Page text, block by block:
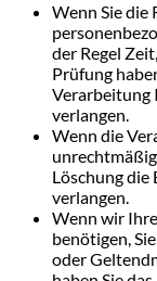
Wenn Sie die
der Regel
Prüfung
Verarbeitung
verlangen.
Wenn die
Löschung
verlangen.
Wenn wir
benötigen,
oder